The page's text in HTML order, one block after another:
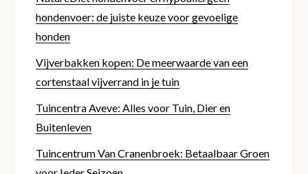
hondenvoer: de juiste keuze voor gevoelige
honden
Vijverbakken kopen: De meerwaarde van een
cortenstaal vijverrand in je tuin
Tuincentra Aveve: Alles voor Tuin, Dier en
Buitenleven
Tuincentrum Van Cranenbroek: Betaalbaar Groen